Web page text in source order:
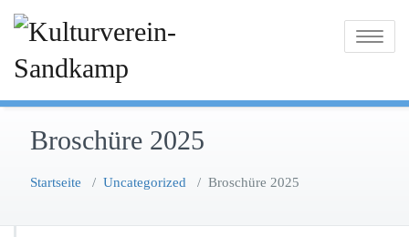
Toggle
Broschüre 2025
Startseite / Uncategorized / Broschüre 2025